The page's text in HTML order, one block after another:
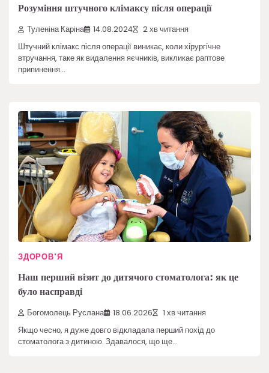
Розуміння штучного клімаксу після операції
Туленіна Каріна 14.08.2024 2 хв читання
Штучний клімакс після операції виникає, коли хірургічне
втручання, таке як видалення яєчників, викликає раптове
припинення…
ЗДОРОВ'Я
Наш перший візит до дитячого стоматолога: як це
було насправді
Богомолець Руслана 18.06.2026 1 хв читання
Якщо чесно, я дуже довго відкладала перший похід до
стоматолога з дитиною. Здавалося, що ще…